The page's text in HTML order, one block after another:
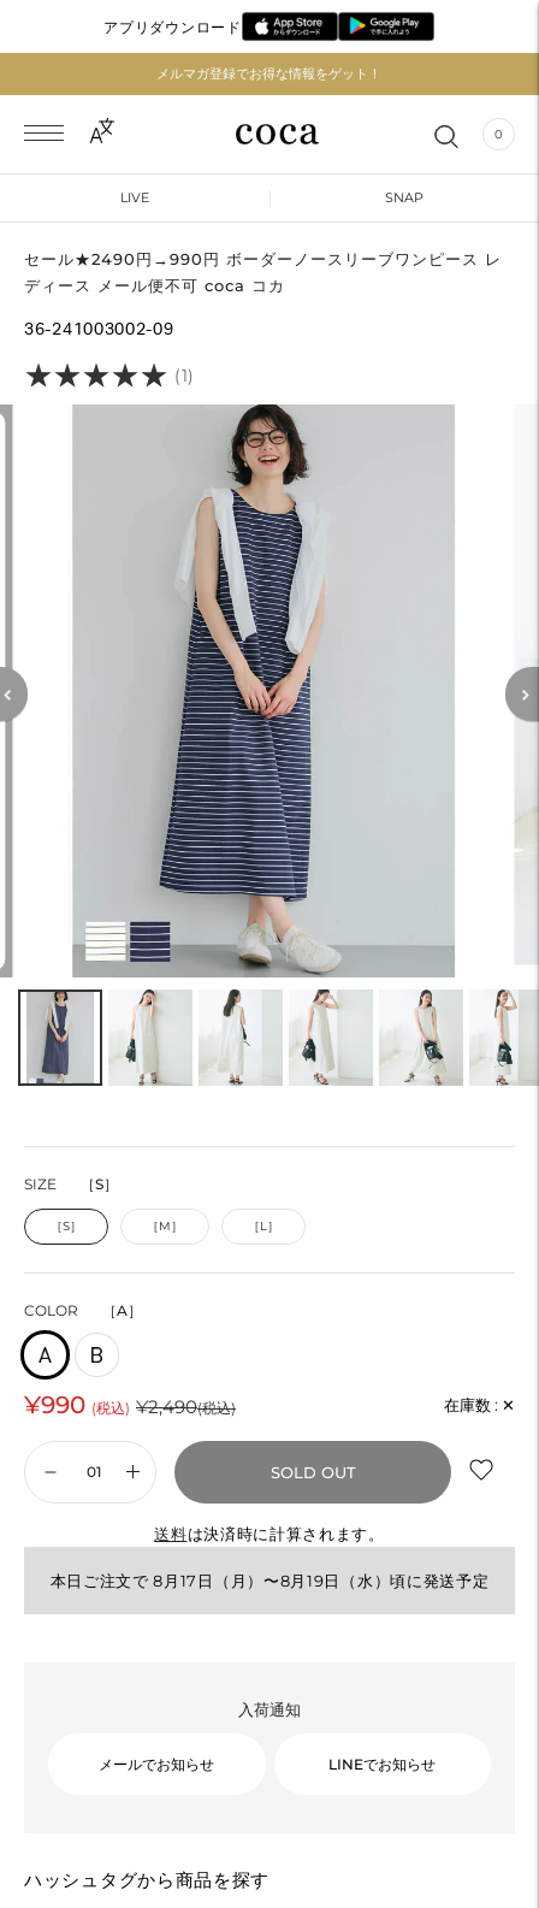
アプリダウンロード
メルマガ登録でお得な情報をゲット！
0
LIVE SNAP
セール★2490円→990円 ボーダーノースリーブワンピース レ
ディース メール便不可 coca コカ
36-241003002-09
★★★★★
★★★★★ (1)
COLOR ［A］
SIZE ［S］
［S］ ［M］ ［L］
¥990 (税込) ¥2,490(税込)通
常
格
在庫数 : ✕
SOLD OUT
送料は決済時に計算されます。
本日ご注文で 8月17日（月）〜8月19日（水）頃に発送予定
入荷通知
メールでお知らせ LINEでお知らせ
ー
ハッシュタグから商品を探す